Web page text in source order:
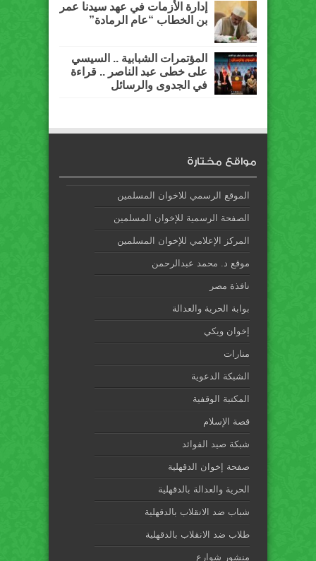
إدارة الأزمات في عهد سيدنا عمر
بن الخطاب “عام الرمادة”
المؤتمرات الشبابية .. السيسي
على خطى عبد الناصر .. قراءة
في الجدوى والرسائل
مواقع مختارة
الموقع الرسمي للاخوان المسلمين
الصفحة الرسمية للإخوان المسلمين
المركز الإعلامي للإخوان المسلمين
موقع د. محمد عبدالرحمن
نافذة مصر
بوابة الحرية والعدالة
إخوان ويكي
منارات
الشبكة الدعوية
المكتبة الوقفية
قصة الإسلام
شبكة صيد الفوائد
صفحة إخوان الدقهلية
الحرية والعدالة بالدقهلية
شباب ضد الانقلاب بالدقهلية
طلاب ضد الانقلاب بالدقهلية
منشور شوارع